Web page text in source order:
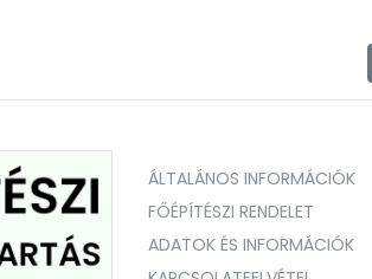
ÁLTALÁNOS INFORMÁCIÓK
FŐÉPÍTÉSZI RENDELET
ADATOK ÉS INFORMÁCIÓK